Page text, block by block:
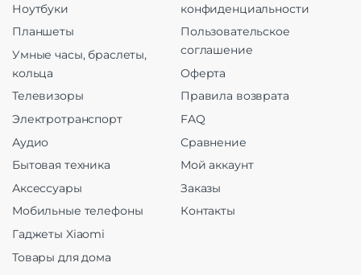
Ноутбуки
Планшеты
Умные часы, браслеты,
кольца
Телевизоры
Электротранспорт
Аудио
Бытовая техника
Аксессуары
Мобильные телефоны
Гаджеты Xiaomi
Товары для дома
конфиденциальности
Пользовательское
соглашение
Оферта
Правила возврата
FAQ
Сравнение
Мой аккаунт
Заказы
Контакты